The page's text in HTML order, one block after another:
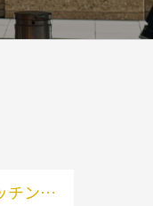
チンカ